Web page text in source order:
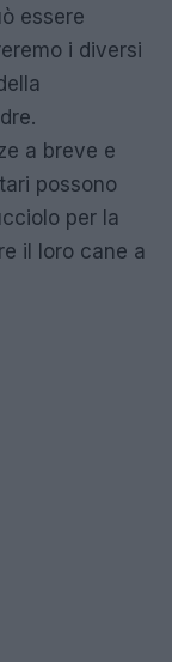
essere
i diversi
a breve e
possono
per la
il loro cane a